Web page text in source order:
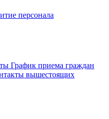
персонала
График приема граждан
вышестоящих